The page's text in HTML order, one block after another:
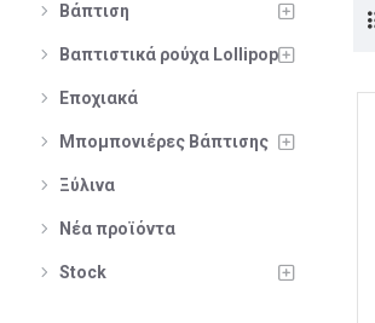
Βάπτιση
Βαπτιστικά ρούχα Lollipop
Εποχιακά
Μπομπονιέρες Βάπτισης
Ξύλινα
Νέα προϊόντα
Stock